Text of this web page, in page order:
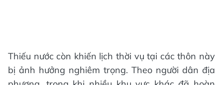
Thiếu nước còn khiến lịch thời vụ tại các thôn này
bị ảnh hưởng nghiêm trọng. Theo người dân địa